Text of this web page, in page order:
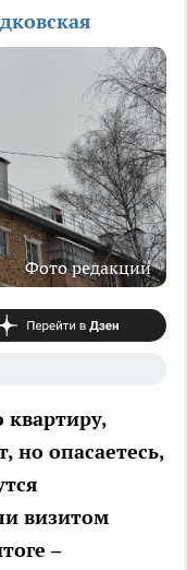
Фото редакции
квартиру,
но опасаетесь,
визитом
–